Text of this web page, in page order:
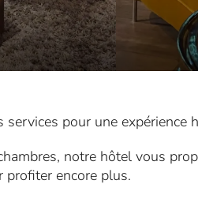
services pour une expérience
notre hôtel vous
profiter encore plus.